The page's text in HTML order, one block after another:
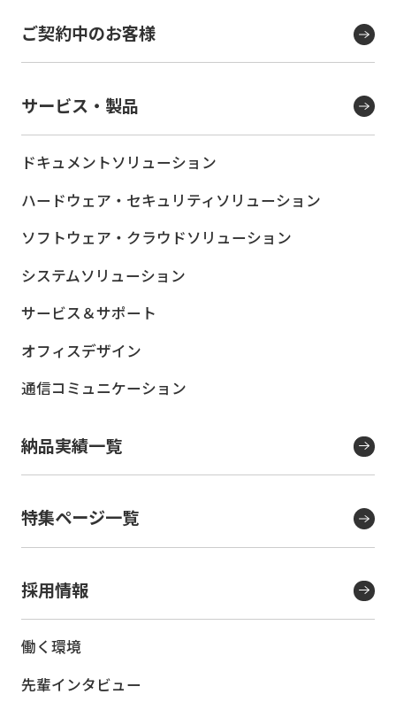
ご契約中のお客様
サービス・製品
ドキュメントソリューション
ハードウェア・セキュリティ ソリューション
ソフトウェア・クラウドソリューション
システムソリューション
サービス＆サポート
オフィスデザイン
通信コミュニケーション
納品実績一覧
特集ページ一覧
採用情報
働く環境
先輩インタビュー